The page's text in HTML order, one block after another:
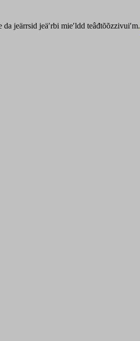
da jeärrsid jeäʹrbi mieʹldd teâđtõõzzivuiʹm.